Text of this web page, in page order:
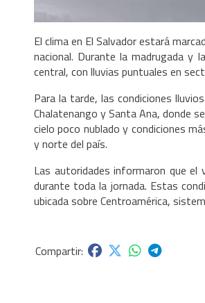
El clima en El Salvador estará
nacional. Durante la madrugada y
central, con lluvias puntuales en
Para la tarde, las condiciones
Chalatenango y Santa Ana, donde
cielo poco nublado y condiciones
y norte del país.
Las autoridades informaron que
durante toda la jornada. Estas
ubicada sobre Centroamérica,